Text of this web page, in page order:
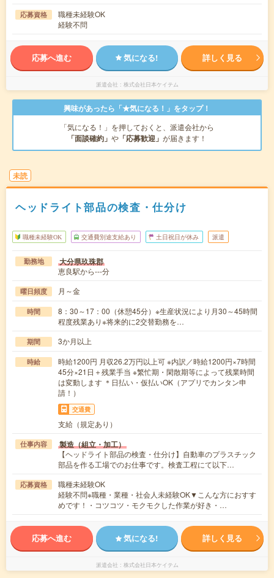
応募資格
職種未経験OK
経験不問
応募へ進む 気になる! 詳しく見る
派遣会社 株式会社日本ケイテム
興味があったら「★気になる！」をタップ！
「気になる！」を押しておくと、派遣会社から
「面談確約」 や 「応募歓迎」 が届きます！
未読
ヘッドライト部品の検査・仕分け
職種未経験OK 交通費別途支給あり 土日祝日が休み 派遣
勤務地 大分県玖珠郡
恵良駅から---分
曜日頻度 月～金
時間
8：30～17：00（休憩45分）※生産状況により月30～45時間
程度残業あり※将来的に2交替勤務を…
期間 3か月以上
時給
時給1200円 月収26.2万円以上可 ※内訳／時給1200円×7時間
45分×21日＋残業手当 ※繁忙期・閑散期等によって残業時間
は変動します ＊日払い・仮払いOK（アプリでカンタン申
請！）
交通費
支給（規定あり）
仕事内容 製造（組立・加工）
【ヘッドライト部品の検査・仕分け】自動車のプラスチック
部品を作る工場でのお仕事です。検査工程にて以下…
応募資格
職種未経験OK
経験不問※職種・業種・社会人未経験OK▼こんな方におすす
めです！・コツコツ・モクモクした作業が好き・…
応募へ進む 気になる! 詳しく見る
派遣会社 株式会社日本ケイテム